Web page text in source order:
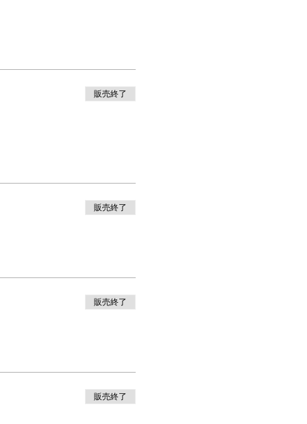
販売終了
販売終了
販売終了
販売終了